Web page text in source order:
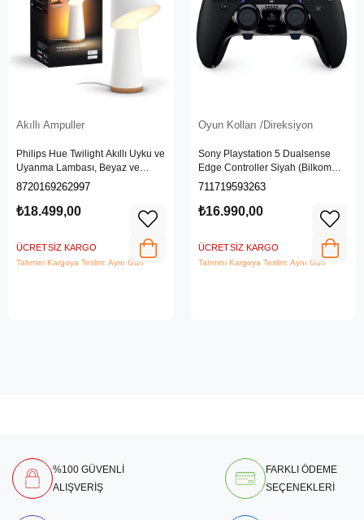
Akıllı Ampuller
Philips Hue Twilight Akıllı Uyku ve
Uyanma Lambası, Beyaz ve
Renkli Işık, Alexa, Apple Home ve
8720169262997
₺18.499,00
ÜCRETSIZ KARGO
Tahmini Kargoya Teslim: Aynı Gün
Oyun Kolları /Direksiyon
Sony Playstation 5 Dualsense
Edge Controller Siyah (Bilkom
Garantili)
711719593263
₺16.990,00
ÜCRETSIZ KARGO
Tahmini Kargoya Teslim: Aynı Gün
%100 GÜVENLİ
ALIŞVERİŞ
FARKLI ÖDEME
SEÇENEKLERİ